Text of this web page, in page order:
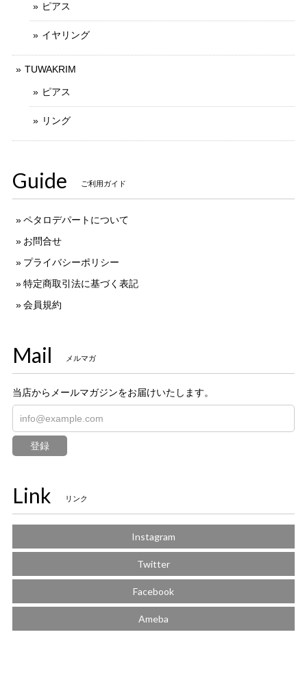
ピアス
イヤリング
TUWAKRIM
ピアス
リング
Guide ご利用ガイド
ペタロデパートについて
お問合せ
プライバシーポリシー
特定商取引法に基づく表記
会員規約
Mail メルマガ
当店からメールマガジンをお届けいたします。
登録
Link リンク
Instagram
Twitter
Facebook
Ameba